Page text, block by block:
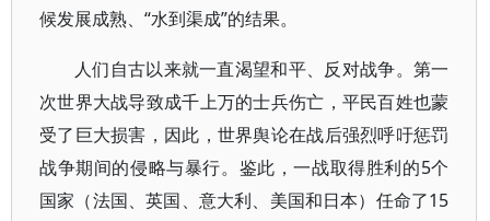
候发展成熟、“水到渠成”的结果。
人们自古以来就一直渴望和平、反对战争。第一
次世界大战导致成千上万的士兵伤亡，平民百姓也蒙
受了巨大损害，因此，世界舆论在战后强烈呼吁惩罚
战争期间的侵略与暴行。鉴此，一战取得胜利的5个
国家（法国、英国、意大利、美国和日本）任命了15